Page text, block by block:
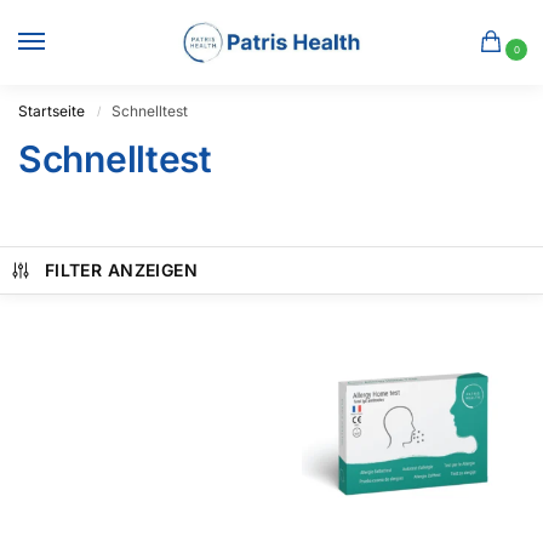
0
Startseite / Schnelltest
Schnelltest
FILTER ANZEIGEN